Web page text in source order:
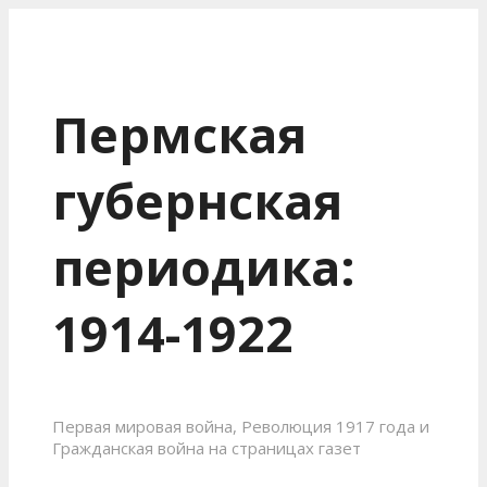
Пермская
губернская
периодика:
1914-1922
Первая мировая война, Революция 1917 года и
Гражданская война на страницах газет